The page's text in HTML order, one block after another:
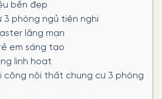
bền đẹp
3 phòng ngủ tiện nghi
lãng mạn
em sáng tạo
linh hoạt
công nội thất chung cư 3 phòng